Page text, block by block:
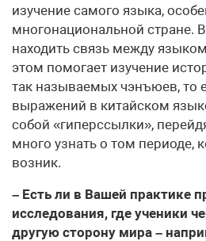
изучение самого языка,
многонациональной стране.
находить связь между
этом помогает изучение
так называемых чэнъюев, то
выражений в китайском
собой «гиперссылки»,
много узнать о том периоде,
возник.
– Есть ли в Вашей практике
исследования, где ученики
другую сторону мира –